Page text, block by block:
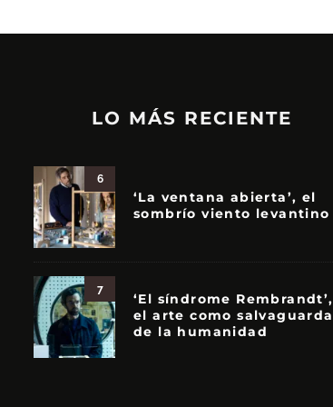
LO MÁS RECIENTE
6
‘La ventana abierta’, el
sombrío viento levantino
7
‘El síndrome Rembrandt’,
el arte como salvaguarda
de la humanidad